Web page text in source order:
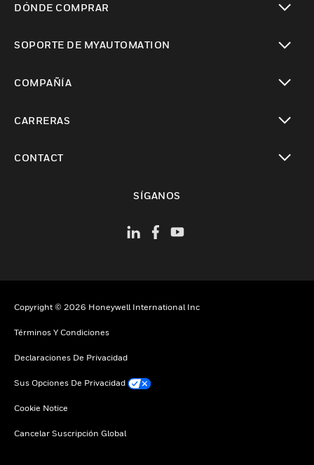
DÓNDE COMPRAR
SOPORTE DE MYAUTOMATION
COMPAÑÍA
CARRERAS
CONTACT
SÍGANOS
Copyright © 2026 Honeywell International Inc
Términos Y Condiciones
Declaraciones De Privacidad
Sus Opciones De Privacidad
Cookie Notice
Cancelar Suscripción Global